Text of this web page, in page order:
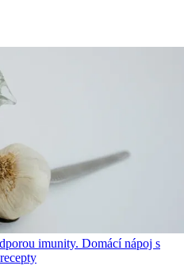
imunity. Domácí nápoj s